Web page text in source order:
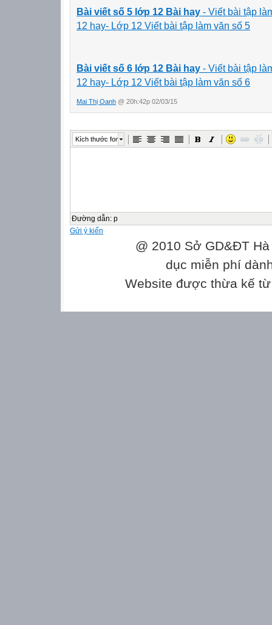
Bài viết số 5 lớp 12 Bài hay - Viết bài tập
12 hay- Lớp 12 Viết bài tập làm văn số 5
Bài viết số 6 lớp 12 Bài hay - Viết bài tập
12 hay- Lớp 12 Viết bài tập làm văn số 6
Mai Thị Oanh @ 20h:42p 02/03/15
Kích thước font
Đường dẫn: p
Gửi ý kiến
@ 2010 Sở GD&ĐT
dục miễn phí
Website được thừa kế